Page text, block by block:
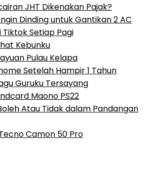
JHT Dikenakan Pajak?
Dinding untuk Gantikan 2 AC
Tiktok Setiap Pagi
Kebunku
Pulau Kelapa
Setelah Hampir 1 Tahun
Guruku Tersayang
Maono PS22
Atau Tidak dalam Pandangan
Camon 50 Pro